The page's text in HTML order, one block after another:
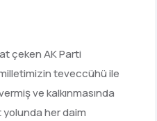
çeken AK Parti
teveccühü ile
ve kalkınmasında
yolunda her daim